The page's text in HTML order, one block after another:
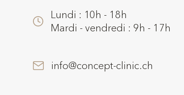
Lundi : 10h - 18h
Mardi - vendredi : 9h - 17h
info@concept-clinic.ch